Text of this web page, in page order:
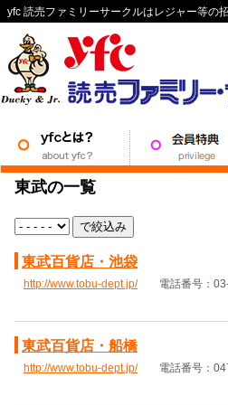
yfc 読売ファミリーサークルはレジャー等の
東武の一覧
で絞込み
東武百貨店・池袋
http://www.tobu-dept.jp/電話番号：03-
東武百貨店・船橋
http://www.tobu-dept.jp/電話番号：